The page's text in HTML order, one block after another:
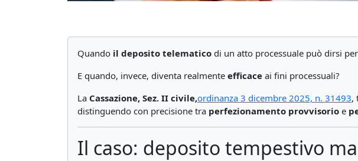
Quando il deposito telematico di un atto processuale può dirsi
E quando, invece, diventa realmente efficace ai fini processuali?
La Cassazione, Sez. II civile,ordinanza 3 dicembre 2025, n. 31493,
distinguendo con precisione tra perfezionamento provvisorio e
Il caso: deposito tempestivo